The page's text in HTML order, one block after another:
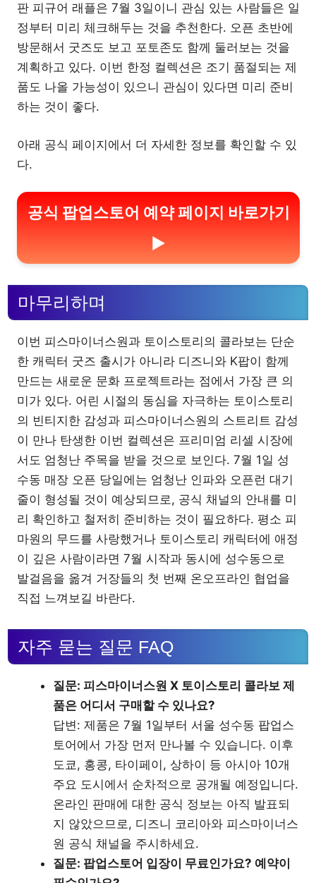
판 피규어 래플은 7월 3일이니 관심 있는 사람들은 일
정부터 미리 체크해두는 것을 추천한다. 오픈 초반에
방문해서 굿즈도 보고 포토존도 함께 둘러보는 것을
계획하고 있다. 이번 한정 컬렉션은 조기 품절되는 제
품도 나올 가능성이 있으니 관심이 있다면 미리 준비
하는 것이 좋다.
아래 공식 페이지에서 더 자세한 정보를 확인할 수 있
다.
공식 팝업스토어 예약 페이지 바로가기
▶
마무리하며
이번 피스마이너스원과 토이스토리의 콜라보는 단순
한 캐릭터 굿즈 출시가 아니라 디즈니와 K팝이 함께
만드는 새로운 문화 프로젝트라는 점에서 가장 큰 의
미가 있다. 어린 시절의 동심을 자극하는 토이스토리
의 빈티지한 감성과 피스마이너스원의 스트리트 감성
이 만나 탄생한 이번 컬렉션은 프리미엄 리셀 시장에
서도 엄청난 주목을 받을 것으로 보인다. 7월 1일 성
수동 매장 오픈 당일에는 엄청난 인파와 오픈런 대기
줄이 형성될 것이 예상되므로, 공식 채널의 안내를 미
리 확인하고 철저히 준비하는 것이 필요하다. 평소 피
마원의 무드를 사랑했거나 토이스토리 캐릭터에 애정
이 깊은 사람이라면 7월 시작과 동시에 성수동으로
발걸음을 옮겨 거장들의 첫 번째 온오프라인 협업을
직접 느껴보길 바란다.
자주 묻는 질문 FAQ
질문: 피스마이너스원 X 토이스토리 콜라보 제
품은 어디서 구매할 수 있나요?
답변: 제품은 7월 1일부터 서울 성수동 팝업스
토어에서 가장 먼저 만나볼 수 있습니다. 이후
도쿄, 홍콩, 타이페이, 상하이 등 아시아 10개
주요 도시에서 순차적으로 공개될 예정입니다.
온라인 판매에 대한 공식 정보는 아직 발표되
지 않았으므로, 디즈니 코리아와 피스마이너스
원 공식 채널을 주시하세요.
질문: 팝업스토어 입장이 무료인가요? 예약이